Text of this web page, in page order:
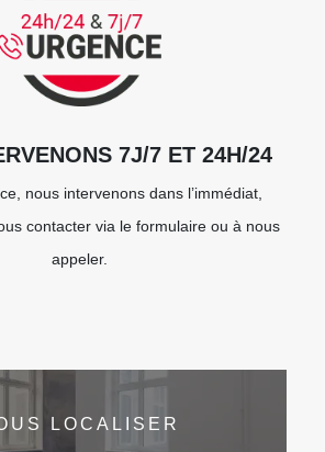
7J/7 ET 24H/24
nous intervenons dans l’immédiat,
contacter via le formulaire ou à nous
appeler.
LOCALISER